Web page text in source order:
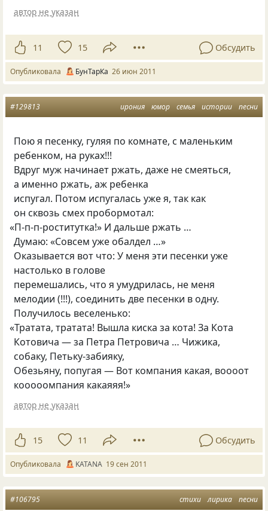
автор не указан
11 15 Обсудить
Опубликовала БунТарКа 26 июн 2011
ирония юмор семья истории песни
#129813
Пою я песенку, гуляя по комнате, с маленьким
ребенком, на руках!!!
Вдруг муж начинает ржать, даже не смеяться,
а именно ржать, аж ребенка
испугал. Потом испугалась уже я, так как
он сквозь смех пробормотал:
«П-п-п-роститутка!» И дальше ржать …
Думаю: «Совсем уже обалдел …»
Оказывается вот что: У меня эти песенки уже
настолько в голове
перемешались, что я умудрилась, не меня
мелодии (!!!), соединить две песенки в одну.
Получилось веселенько:
«Тратата, тратата! Вышла киска за кота! За Кота
Котовича — за Петра Петровича … Чижика,
собаку, Петьку-забияку,
Обезьяну, попугая — Вот компания какая, воооот
кооооомпания какаяяя!»
автор не указан
15 11 Обсудить
Опубликовала KATANA 19 сен 2011
стихи лирика песни
#106795